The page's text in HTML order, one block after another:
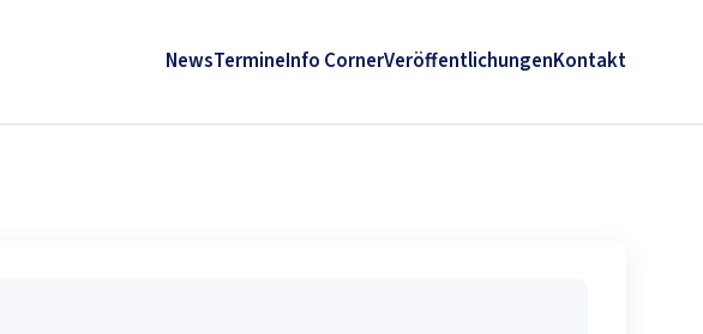
NewsTermineInfo CornerVeröffentlichungenKontakt